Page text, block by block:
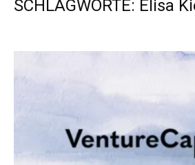
SCHLAGWORTE: Elisa